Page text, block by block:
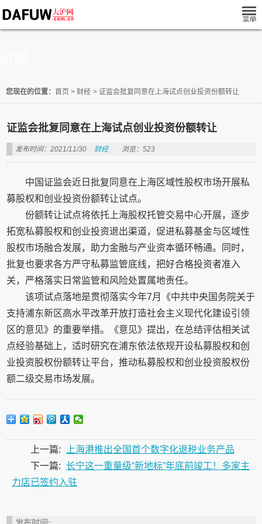
您现在的位置： 首页 > 财经 > 证监会批复同意在上海试点创业投资份额转让
证监会批复同意在上海试点创业投资份额转让
发布时间：2021/11/30 财经 浏览：523
中国证监会近日批复同意在上海区域性股权市场开展私
募股权和创业投资份额转让试点。
份额转让试点将依托上海股权托管交易中心开展，逐步
拓宽私募股权和创业投资退出渠道，促进私募基金与区域性
股权市场融合发展，助力金融与产业资本循环畅通。同时，
批复也要求各方严守私募监管底线，把好合格投资者准入
关，严格落实日常监管和风险处置属地责任。
该项试点落地是贯彻落实今年7月《中共中央国务院关于
支持浦东新区高水平改革开放打造社会主义现代化建设引领
区的意见》的重要举措。《意见》提出，在总结评估相关试
点经验基础上，适时研究在浦东依法依规开设私募股权和创
业投资股权份额转让平台，推动私募股权和创业投资股权份
额二级交易市场发展。
上一篇:
上海港推出全国首个数字化退税业务产品
下一篇: 长宁这一重量级“新地标”年底前竣工！多家主
力店已签约入驻